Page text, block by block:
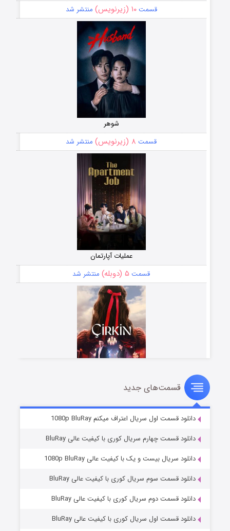
قسمت۱۰ (زیرنویس) منتشر شد
شوهر
قسمت ۸ (زیرنویس) منتشر شد
عملیات آپارتمان
قسمت ۵ (دوبله) منتشر شد
سریال زشت
قسمت۲ (زیرنویس) منتشر شد
مردگان متحرک: شهر مرده ۳
قسمت‌های جدید
دانلود قسمت اول سریال اعتراف میکنم 1080p BluRay
دانلود قسمت چهارم سریال کوری با کیفیت عالی BluRay
دانلود سریال بیست و یک با کیفیت عالی 1080p BluRay
دانلود قسمت سوم سریال کوری با کیفیت عالی BluRay
دانلود قسمت دوم سریال کوری با کیفیت عالی BluRay
دانلود قسمت اول سریال کوری با کیفیت عالی BluRay